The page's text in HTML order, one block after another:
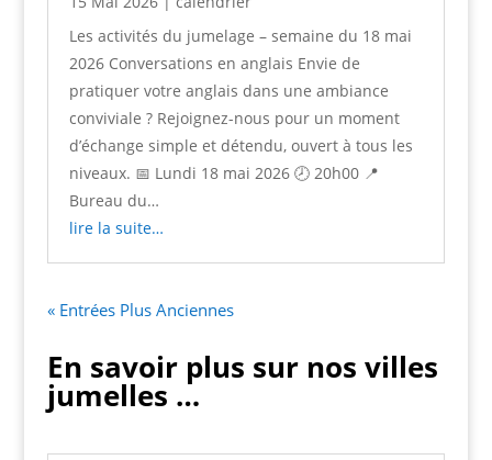
Les activités du jumelage – semaine du 18 mai
2026 Conversations en anglais Envie de
pratiquer votre anglais dans une ambiance
conviviale ? Rejoignez-nous pour un moment
d’échange simple et détendu, ouvert à tous les
niveaux. 📅 Lundi 18 mai 2026 🕗 20h00 📍
Bureau du…
lire la suite…
« Entrées Plus Anciennes
En savoir plus sur nos villes
jumelles …